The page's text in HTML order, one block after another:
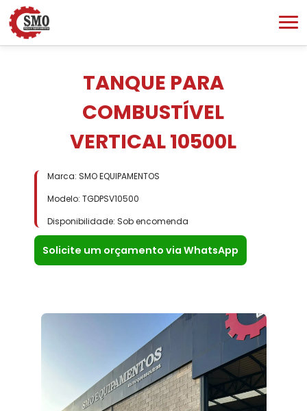
TANQUE PARA
COMBUSTÍVEL
VERTICAL 10500L
Marca: SMO EQUIPAMENTOS
Modelo: TGDPSV10500
Disponibilidade: Sob encomenda
Solicite um orçamento via WhatsApp